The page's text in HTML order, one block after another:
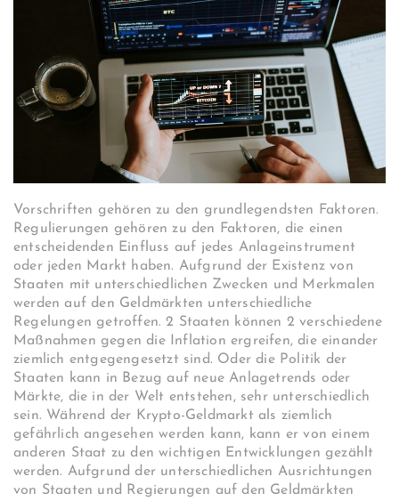
Vorschriften gehören zu den grundlegendsten Faktoren.
Regulierungen gehören zu den Faktoren, die einen
entscheidenden Einfluss auf jedes Anlageinstrument
oder jeden Markt haben. Aufgrund der Existenz von
Staaten mit unterschiedlichen Zwecken und Merkmalen
werden auf den Geldmärkten unterschiedliche
Regelungen getroffen. 2 Staaten können 2 verschiedene
Maßnahmen gegen die Inflation ergreifen, die einander
ziemlich entgegengesetzt sind. Oder die Politik der
Staaten kann in Bezug auf neue Anlagetrends oder
Märkte, die in der Welt entstehen, sehr unterschiedlich
sein. Während der Krypto-Geldmarkt als ziemlich
gefährlich angesehen werden kann, kann er von einem
anderen Staat zu den wichtigen Entwicklungen gezählt
werden. Aufgrund der unterschiedlichen Ausrichtungen
von Staaten und Regierungen auf den Geldmärkten